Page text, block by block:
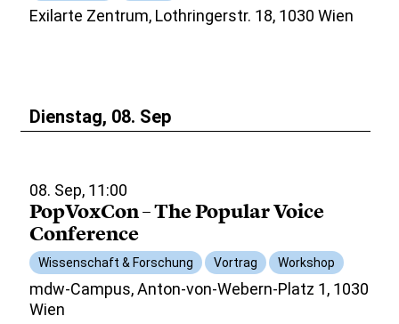
Exilarte Zentrum, Lothringerstr. 18, 1030 Wien
Dienstag, 08. Sep
08. Sep, 11:00
PopVoxCon – The Popular Voice
Conference
Wissenschaft & Forschung Vortrag Workshop
mdw-Campus, Anton-von-Webern-Platz 1, 1030
Wien